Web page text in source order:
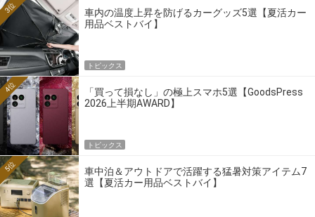
車内の温度上昇を防げるカーグッズ5選【夏活カー
用品ベストバイ】
3位
トピックス
「買って損なし」の極上スマホ5選【GoodsPress
2026上半期AWARD】
4位
トピックス
車中泊＆アウトドアで活躍する猛暑対策アイテム7
選【夏活カー用品ベストバイ】
5位